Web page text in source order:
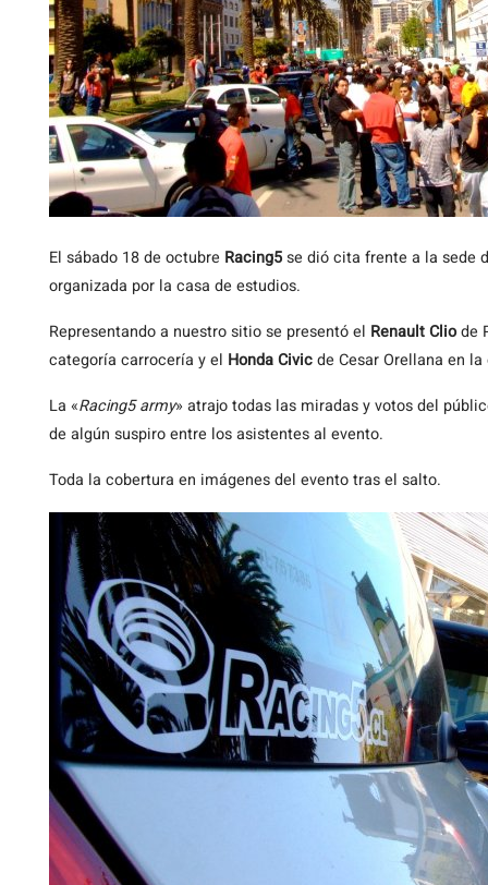
El sábado 18 de octubre Racing5se dió cita frente a la sede
organizada por la casa de estudios.
Representando a nuestro sitio se presentó el Renault Cliode
categoría carrocería y el Honda Civicde Cesar Orellana en
La «Racing5 army» atrajo todas las miradas y votos del
de algún suspiro entre los asistentes al evento.
Toda la cobertura en imágenes del evento tras el salto.